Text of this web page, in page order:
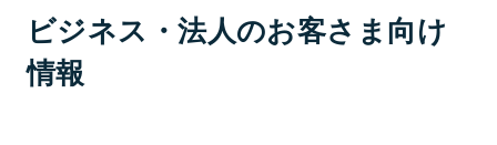
ビジネス・法人のお客さま向け
情報